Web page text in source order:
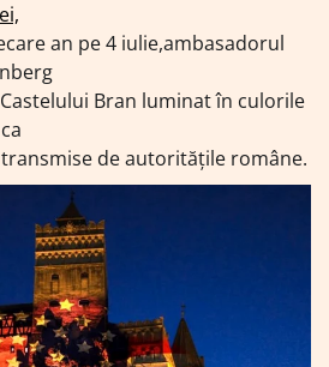
an pe 4 iulie,ambasadorul
Bran luminat în culorile
de autorităţile române.